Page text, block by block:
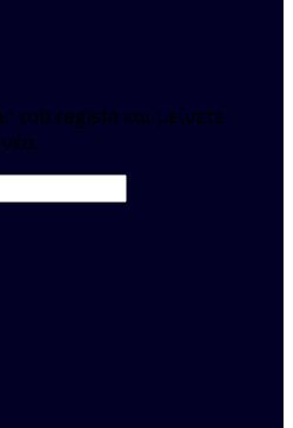
του regista και μείνετε